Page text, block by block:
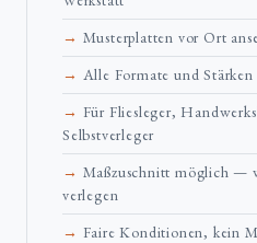
Musterplatten vor Ort
Alle Formate und
Für Fliesleger,
Selbstverleger
Maßzuschnitt möglich —
verlegen
Faire Konditionen, kein